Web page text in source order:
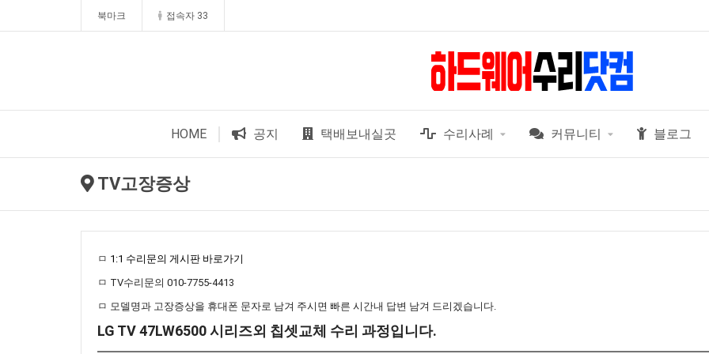
북마크 접속자 33
HOME 공지 택배보내실곳 수리사례 커뮤니티 블로그
TV고장증상
ㅁ 1:1 수리문의 게시판 바로가기
ㅁ TV수리문의 010-7755-4413
ㅁ 모델명과 고장증상을 휴대폰 문자로 남겨 주시면 빠른 시간내 답변 남겨 드리겠습니다.
LG TV 47LW6500 시리즈외 칩셋교체 수리 과정입니다.